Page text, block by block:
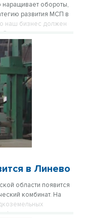
наращивает обороты,
развития МСП в
наш бизнес должен
За исключением
Но
года.
в Линево
области появится
комбинат. На
и